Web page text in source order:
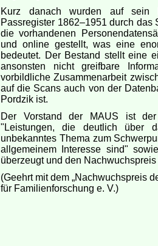
Kurz danach wurden auf sein
Passregister 1862–1951 durch das
die vorhandenen
und online gestellt, was eine
bedeutet. Der Bestand stellt eine
ansonsten nicht greifbare
vorbildliche Zusammenarbeit
auf die Scans auch von der
Pordzik ist.
Der Vorstand der MAUS ist
"Leistungen, die deutlich über
unbekanntes Thema zum
allgemeinem Interesse sind"
überzeugt und den
(Geehrt mit dem „Nachwuchspreis
für Familienforschung e. V.)